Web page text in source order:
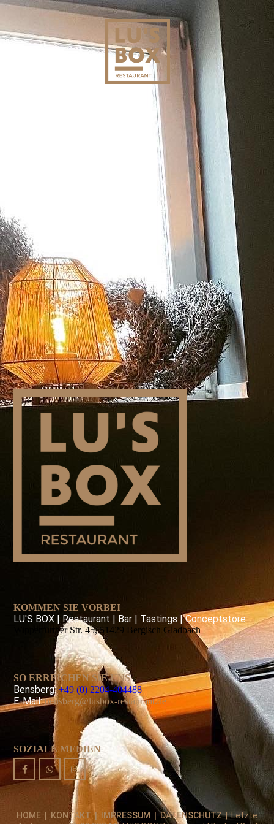
KOMMEN SIE VORBEI
LU'S BOX | Restaurant | Bar | Tastings | Conceptstore
Wipperfürther Str. 45, 51429 Bergisch Gladbach
SO ERREICHEN SIE UNS
Bensberg: +49 (0) 2204-404488
E-Mail: bensberg@lusbox-restaurant.de
SOZIALE MEDIEN
HOME | KONTAKT | IMPRESSUM |DATENSCHUTZ| Letzte